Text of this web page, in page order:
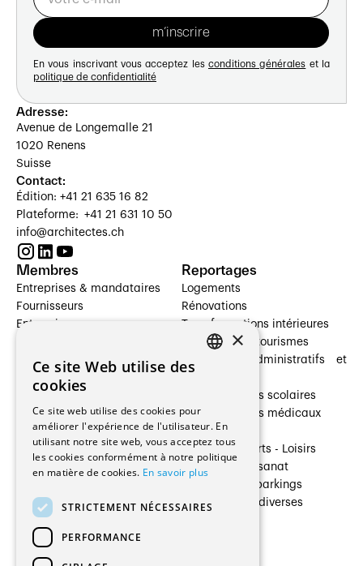
En vous inscrivant vous acceptez les conditions générales et la
politique de confidentialité
Adresse:
Avenue de Longemalle 21
1020 Renens
Suisse
Contact:
Édition: +41 21 635 16 82
Plateforme: +41 21 631 10 50
info@architectes.ch
Membres
Entreprises & mandataires
Fournisseurs
Entreprises
Architectes paysagistes
Architectes d'intérieur
Entreprises générales
Ingénieurs et mandataires
Fabricants / Fournisseurs
Régies immobilières
Gestion PPE
Reportages
Logements
Rénovations
Transformations intérieures
Hôtelleries et tourismes
Bâtiments administratifs et
Établissements scolaires
Établissements médicaux
Villas
Cultures - Sports - Loisirs
Industrie - Artisanat
Transports et parkings
Constructions diverses
×
Ce site Web utilise des
cookies
Ce site web utilise des cookies pour
améliorer l'expérience de l'utilisateur. En
utilisant notre site web, vous acceptez tous
les cookies conformément à notre politique
en matière de cookies. En savoir plus
STRICTEMENT NÉCESSAIRES
PERFORMANCE